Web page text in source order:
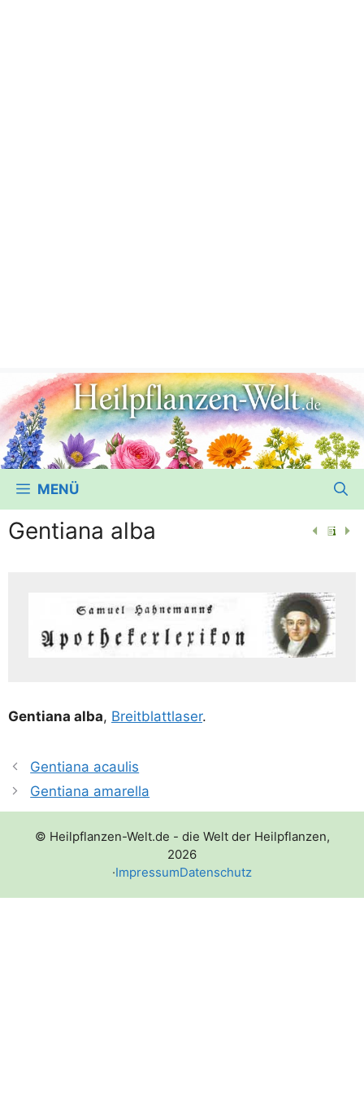
MENÜ
Gentiana alba
Gen­ti­a­na alba, Breit­blatt­la­ser.
Gentiana acaulis
Gentiana amarella
© Heilpflanzen-Welt.de - die Welt der Heilpflanzen,
2026
·ImpressumDatenschutz